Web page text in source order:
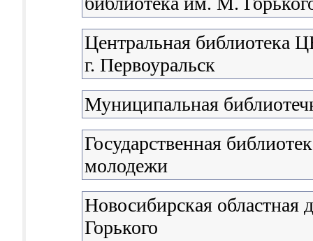
Центральная библиотека
г. Первоуральск
Муниципальная
Государственная
молодежи
Новосибирская
Горького